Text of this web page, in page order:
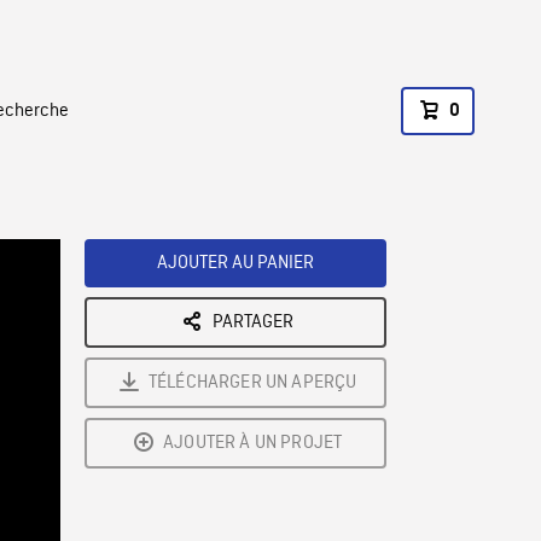
0
AJOUTER AU PANIER
PARTAGER
TÉLÉCHARGER UN APERÇU
AJOUTER À UN PROJET